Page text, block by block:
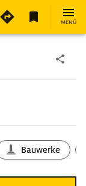
MENÜ
Bauwerke